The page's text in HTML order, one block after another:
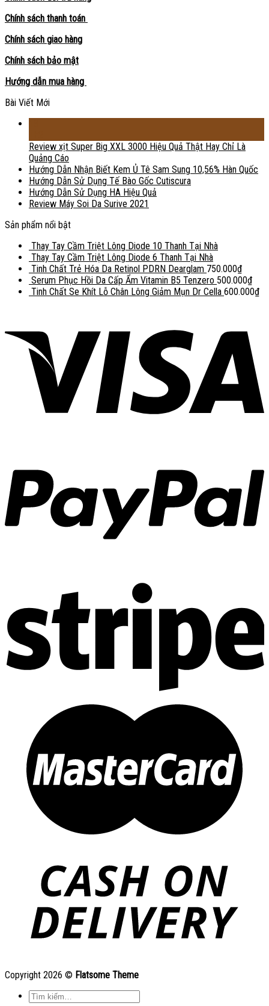
Chính sách thanh toán
Chính sách giao hàng
Chính sách bảo mật
Hướng dẫn mua hàng
Bài Viết Mới
Review xịt Super Big XXL 3000 Hiệu Quả Thật Hay Chỉ Là
Quảng Cáo
Hướng Dẫn Nhận Biết Kem Ủ Tê Sam Sung 10,56% Hàn Quốc
Hướng Dẫn Sử Dụng Tế Bào Gốc Cutiscura
Hướng Dẫn Sử Dụng HA Hiệu Quả
Review Máy Soi Da Surive 2021
Sản phẩm nổi bật
Thay Tay Cầm Triệt Lông Diode 10 Thanh Tại Nhà
Thay Tay Cầm Triệt Lông Diode 6 Thanh Tại Nhà
Tinh Chất Trẻ Hóa Da Retinol PDRN Dearglam 750.000₫
Serum Phục Hồi Da Cấp Ẩm Vitamin B5 Tenzero 500.000₫
Tinh Chất Se Khít Lỗ Chân Lông Giảm Mụn Dr Cella 600.000₫
Copyright 2026 © Flatsome Theme
Tìm